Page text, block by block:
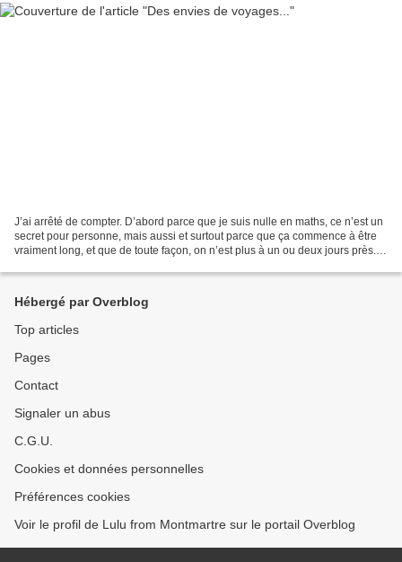
J’ai arrêté de compter. D’abord parce que je suis nulle en maths, ce n’est un
secret pour personne, mais aussi et surtout parce que ça commence à être
vraiment long, et que de toute façon, on n’est plus à un ou deux jours près.
Hébergé par Overblog
Top articles
Pages
Contact
Signaler un abus
C.G.U.
Cookies et données personnelles
Préférences cookies
Voir le profil de Lulu from Montmartre sur le portail Overblog